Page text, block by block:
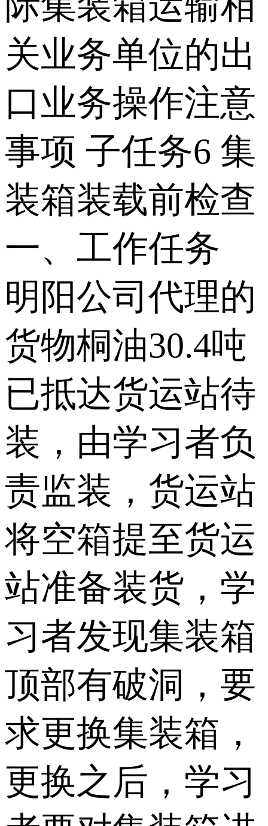
关业务单位的出
口业务操作注意
事项 子任务6 集
装箱装载前检查
一、工作任务
明阳公司代理的
货物桐油30.4吨
已抵达货运站待
装，由学习者负
责监装，货运站
将空箱提至货运
站准备装货，学
习者发现集装箱
顶部有破洞，要
求更换集装箱，
更换之后，学习